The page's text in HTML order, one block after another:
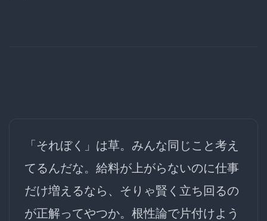
「それぼく」は草。みんな同じこと考え
てるんだな。給料が上がらないのに仕事
だけ増えるなら、そりゃ賢く立ち回るの
が正解ってやつか。根性論で片付けよう